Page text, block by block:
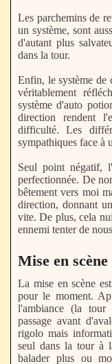
Les parchemins de
un système, sont
d'autant plus
dans la tour.
Enfin, le système de
véritablement
système d'auto
direction rendent
difficulté. Les
sympathiques face à
Seul point négatif,
perfectionnée. De
bêtement vers moi
direction, donnant
vite. De plus, cela
ennemi tenter de
Mise en
La mise en scène
pour le moment.
l'ambiance (la
passage avant
rigolo mais
seul dans la tour à
balader plus ou